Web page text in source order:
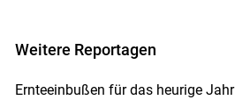
Weitere Reportagen
Ernteeinbußen für das heurige